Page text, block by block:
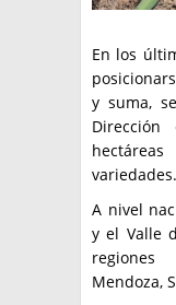
En los
y suma,
Dirección
variedades.
A nivel
y el Valle
regiones
Mendoza,